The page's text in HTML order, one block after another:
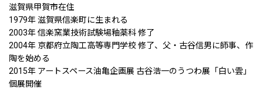
滋賀県甲賀市在住
1979年 滋賀県信楽町に生まれる
2003年 信楽窯業技術試験場釉薬科 修了
2004年 京都府立陶工高等専門学校 修了、父・古谷信男に師事、作
陶を始める
2015年 アートスペース油亀企画展 古谷浩一のうつわ展「白い雲」
個展開催